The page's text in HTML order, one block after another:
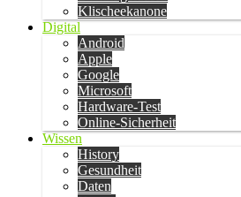
Klischeekanone
Digital
Android
Apple
Google
Microsoft
Hardware-Test
Online-Sicherheit
Wissen
History
Gesundheit
Daten